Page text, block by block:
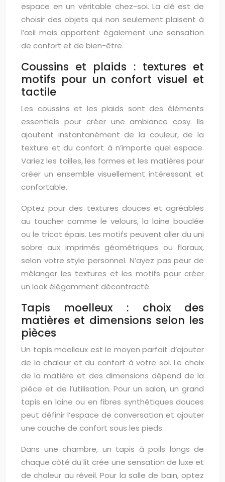
espace en un véritable chez-soi. La clé est de
choisir des objets qui non seulement plaisent à
l’œil mais apportent également une sensation
de confort et de bien-être.
Coussins et plaids : textures et
motifs pour un confort visuel et
tactile
Les coussins et les plaids sont des éléments
essentiels pour créer une ambiance cosy. Ils
ajoutent instantanément de la couleur, de la
texture et du confort à n’importe quel espace.
Variez les tailles, les formes et les matières pour
créer un ensemble visuellement intéressant et
confortable.
Optez pour des textures douces et agréables
au toucher comme le velours, la laine bouclée
ou le tricot épais. Les motifs peuvent aller du uni
sobre aux imprimés géométriques ou floraux,
selon votre style personnel. N’ayez pas peur de
mélanger les textures et les motifs pour créer
un look élégamment décontracté.
Tapis moelleux : choix des
matières et dimensions selon les
pièces
Un tapis moelleux est le moyen parfait d’ajouter
de la chaleur et du confort à votre sol. Le choix
de la matière et des dimensions dépend de la
pièce et de l’utilisation. Pour un salon, un grand
tapis en laine ou en fibres synthétiques douces
peut définir l’espace de conversation et ajouter
une couche de confort sous les pieds.
Dans une chambre, un tapis à poils longs de
chaque côté du lit crée une sensation de luxe et
de chaleur au réveil. Pour la salle de bain, optez